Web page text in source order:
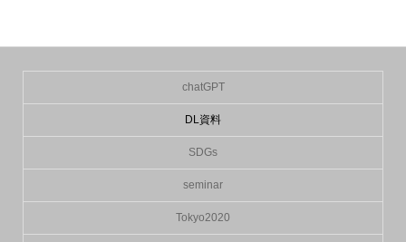
chatGPT
DL資料
SDGs
seminar
Tokyo2020